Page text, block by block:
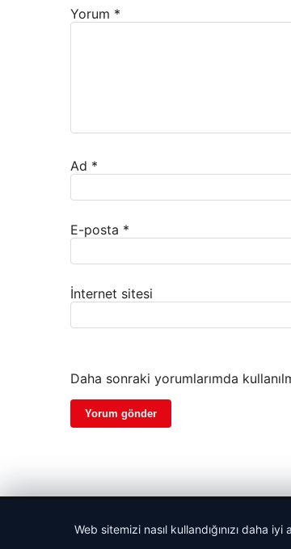
Yorum *
Ad *
E-posta *
İnternet sitesi
Daha sonraki yorumlarımda
Web sitemizi nasıl kullandığınızı daha